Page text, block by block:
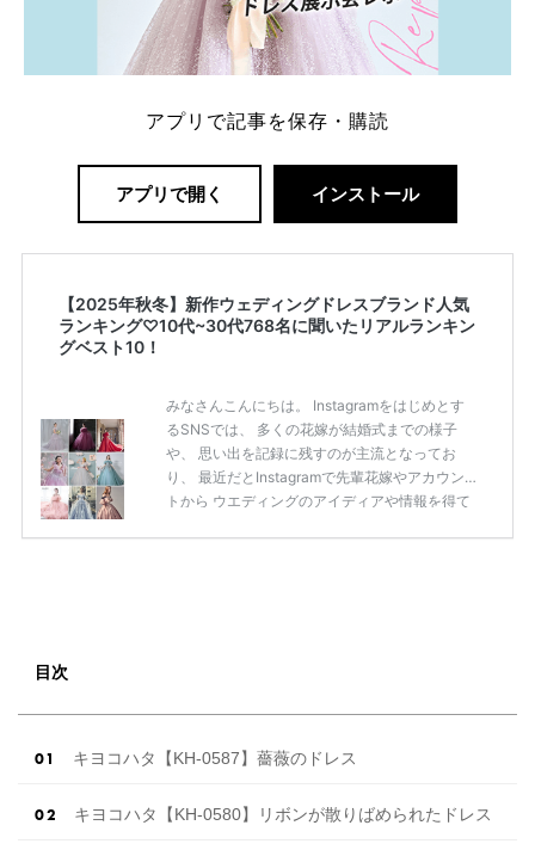
アプリで記事を保存・購読
アプリで開く インストール
【2025年秋冬】新作ウェディングドレスブランド人気
ランキング♡10代~30代768名に聞いたリアルランキン
グベスト10！
みなさんこんにちは。 Instagramをはじめとす
るSNSでは、 多くの花嫁が結婚式までの様子
や、 思い出を記録に残すのが主流となってお
り、 最近だとInstagramで先輩花嫁やアカウン
トから ウエディングのアイディアや情報を得て
目次
キヨコハタ【KH-0587】薔薇のドレス
キヨコハタ【KH-0580】リボンが散りばめられたドレス